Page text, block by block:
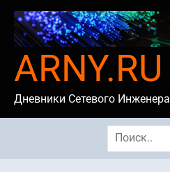
content
ARNY.RU
Дневники Сетевого Инженера
Search